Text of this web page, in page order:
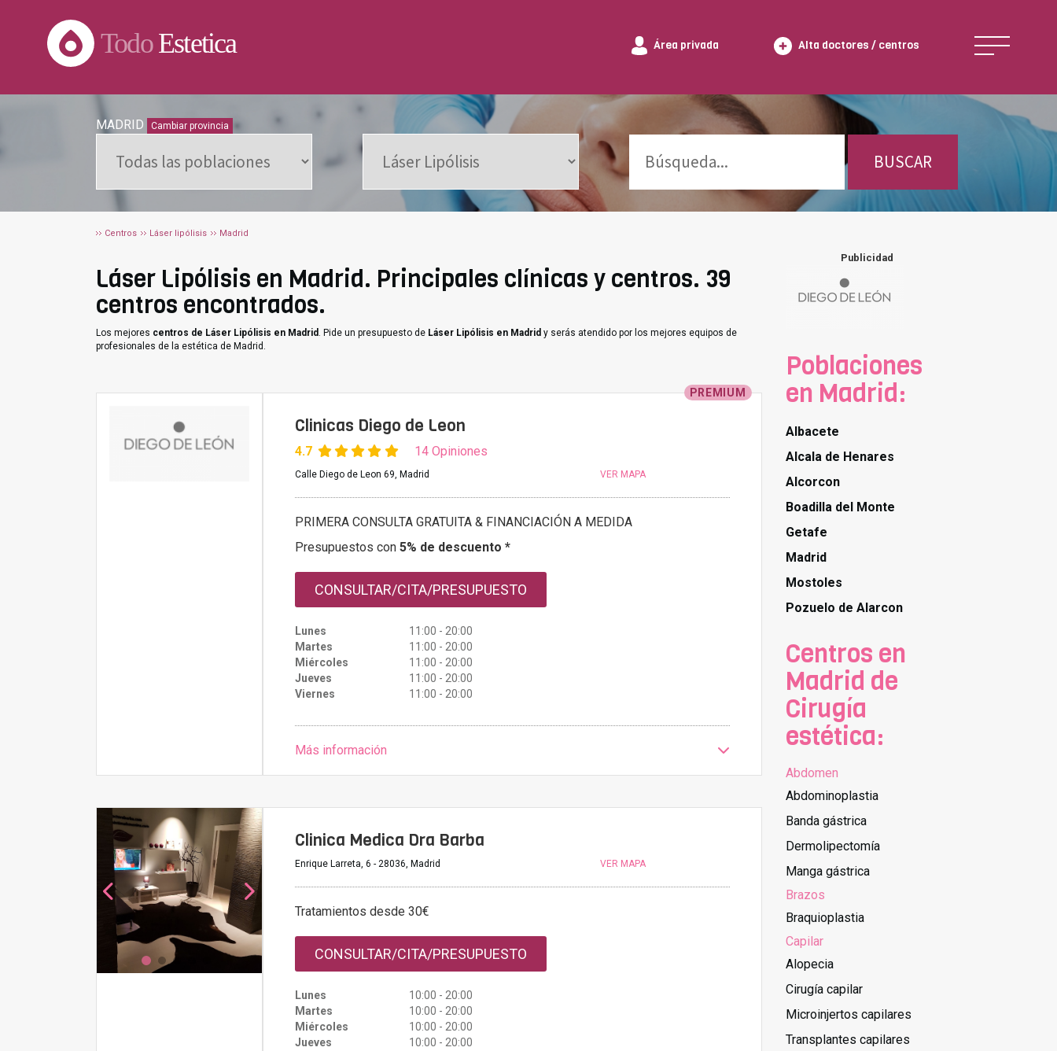
TodoEstetica Área privada Alta doctores / centros
MADRID Cambiar provincia
BUSCAR
Centros Láser lipólisis Madrid
Láser Lipólisis en Madrid. Principales clínicas y centros. 39
centros encontrados.
Los mejores centros de Láser Lipólisis en Madrid . Pide un presupuesto de Láser Lipólisis en Madrid y serás atendido por los mejores equipos de
profesionales de la estética de Madrid.
PREMIUM
Clinicas Diego de Leon
4.7 14 Opiniones
Calle Diego de Leon 69, Madrid VER MAPA
PRIMERA CONSULTA GRATUITA & FINANCIACIÓN A MEDIDA
Presupuestos con 5% de descuento *
CONSULTAR/CITA/PRESUPUESTO
Lunes
11:00 - 20:00
Martes
11:00 - 20:00
Miércoles
11:00 - 20:00
Jueves
11:00 - 20:00
Viernes
11:00 - 20:00
Más información
Clinica Medica Dra Barba
Enrique Larreta, 6 - 28036, Madrid VER MAPA
Tratamientos desde 30€
CONSULTAR/CITA/PRESUPUESTO
Lunes
10:00 - 20:00
Martes
10:00 - 20:00
Miércoles
10:00 - 20:00
Jueves
10:00 - 20:00
Publicidad
Poblaciones
en Madrid:
Albacete
Alcala de Henares
Alcorcon
Boadilla del Monte
Getafe
Madrid
Mostoles
Pozuelo de Alarcon
Centros en
Madrid de
Cirugía
estética:
Abdomen
Abdominoplastia
Banda gástrica
Dermolipectomía
Manga gástrica
Brazos
Braquioplastia
Capilar
Alopecia
Cirugía capilar
Microinjertos capilares
Transplantes capilares